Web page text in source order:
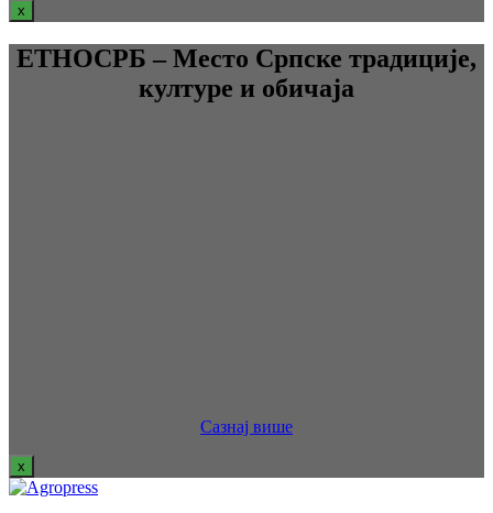
x
ЕТНОСРБ – Место Српске традиције,
културе и обичаја
Сазнај више
x